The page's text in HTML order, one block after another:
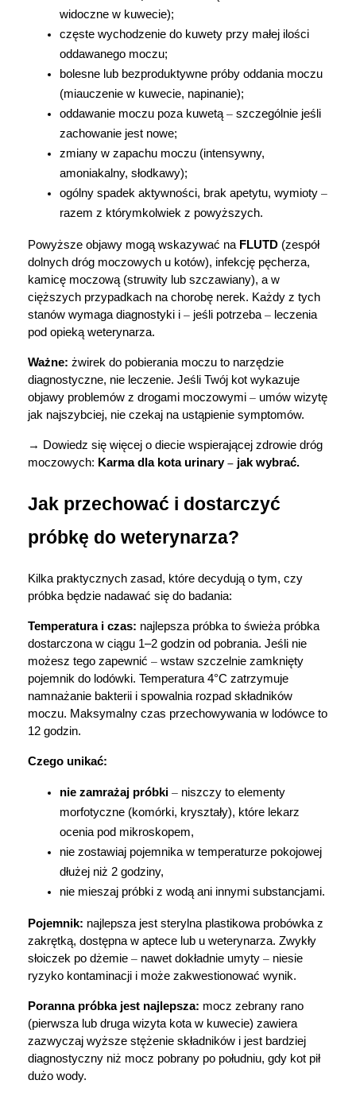
"Ustawienia" lub możesz zaakceptować
ustawienia wszystkich cookies klikając
AKCEPTUJĘ WSZYSTKIE
Ustawienia
AKCEPTUJĘ WSZYSTKIE
widoczne w kuwecie);
częste wychodzenie do kuwety przy małej ilości
oddawanego moczu;
bolesne lub bezproduktywne próby oddania moczu
(miauczenie w kuwecie, napinanie);
oddawanie moczu poza kuwetą – szczególnie jeśli
zachowanie jest nowe;
zmiany w zapachu moczu (intensywny,
amoniakalny, słodkawy);
ogólny spadek aktywności, brak apetytu, wymioty –
razem z którymkolwiek z powyższych.
Powyższe objawy mogą wskazywać na FLUTD (zespół
dolnych dróg moczowych u kotów), infekcję pęcherza,
kamicę moczową (struwity lub szczawiany), a w
cięższych przypadkach na chorobę nerek. Każdy z tych
stanów wymaga diagnostyki i – jeśli potrzeba – leczenia
pod opieką weterynarza.
Ważne: żwirek do pobierania moczu to narzędzie
diagnostyczne, nie leczenie. Jeśli Twój kot wykazuje
objawy problemów z drogami moczowymi – umów wizytę
jak najszybciej, nie czekaj na ustąpienie symptomów.
→ Dowiedz się więcej o diecie wspierającej zdrowie dróg
moczowych: Karma dla kota urinary – jak wybrać.
Jak przechować i dostarczyć
próbkę do weterynarza?
Kilka praktycznych zasad, które decydują o tym, czy
próbka będzie nadawać się do badania:
Temperatura i czas: najlepsza próbka to świeża próbka
dostarczona w ciągu 1–2 godzin od pobrania. Jeśli nie
możesz tego zapewnić – wstaw szczelnie zamknięty
pojemnik do lodówki. Temperatura 4°C zatrzymuje
namnażanie bakterii i spowalnia rozpad składników
moczu. Maksymalny czas przechowywania w lodówce to
12 godzin.
Czego unikać:
nie zamrażaj próbki – niszczy to elementy
morfotyczne (komórki, kryształy), które lekarz
ocenia pod mikroskopem,
nie zostawiaj pojemnika w temperaturze pokojowej
dłużej niż 2 godziny,
nie mieszaj próbki z wodą ani innymi substancjami.
Pojemnik: najlepsza jest sterylna plastikowa probówka z
zakrętką, dostępna w aptece lub u weterynarza. Zwykły
słoiczek po dżemie – nawet dokładnie umyty – niesie
ryzyko kontaminacji i może zakwestionować wynik.
Poranna próbka jest najlepsza: mocz zebrany rano
(pierwsza lub druga wizyta kota w kuwecie) zawiera
zazwyczaj wyższe stężenie składników i jest bardziej
diagnostyczny niż mocz pobrany po południu, gdy kot pił
dużo wody.